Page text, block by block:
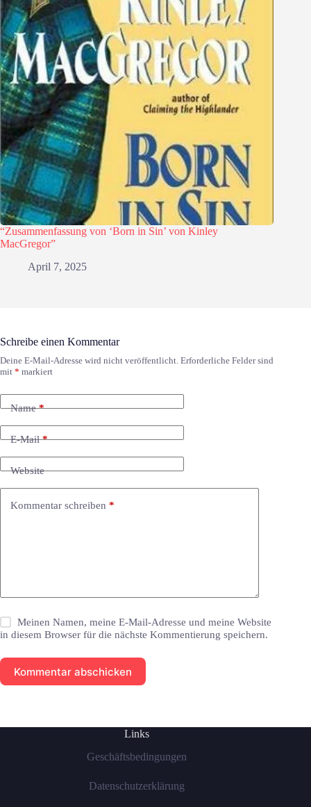
“Zusammenfassung von ‘Born in Sin’ von Kinley
MacGregor”
April 7, 2025
Schreibe einen Kommentar
Deine E-Mail-Adresse wird nicht veröffentlicht. Erforderliche Felder sind
mit * markiert
Name*
E-Mail*
Website
Kommentar schreiben *
Meinen Namen, meine E-Mail-Adresse und meine Website
in diesem Browser für die nächste Kommentierung speichern.
Kommentar abschicken
Links
Geschäftsbedingungen
Datenschutzerklärung